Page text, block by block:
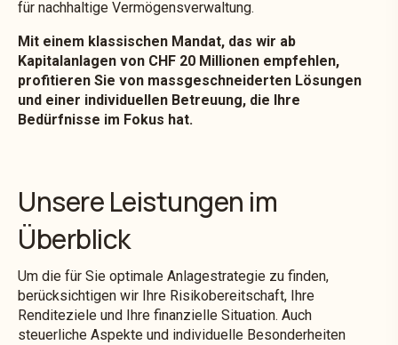
für nachhaltige Vermögensverwaltung.
Mit einem klassischen Mandat, das wir ab
Kapitalanlagen von CHF 20 Millionen empfehlen,
profitieren Sie von massgeschneiderten Lösungen
und einer individuellen Betreuung, die Ihre
Bedürfnisse im Fokus hat.
Unsere Leistungen im
Überblick
Um die für Sie optimale Anlagestrategie zu finden,
berücksichtigen wir Ihre Risikobereitschaft, Ihre
Renditeziele und Ihre finanzielle Situation. Auch
steuerliche Aspekte und individuelle Besonderheiten